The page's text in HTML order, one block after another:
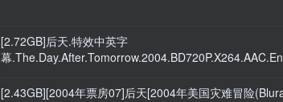
[2.72GB]后天.特效中英字
幕
[2.43GB][2004年票房07]后天[2004年美国灾难冒险